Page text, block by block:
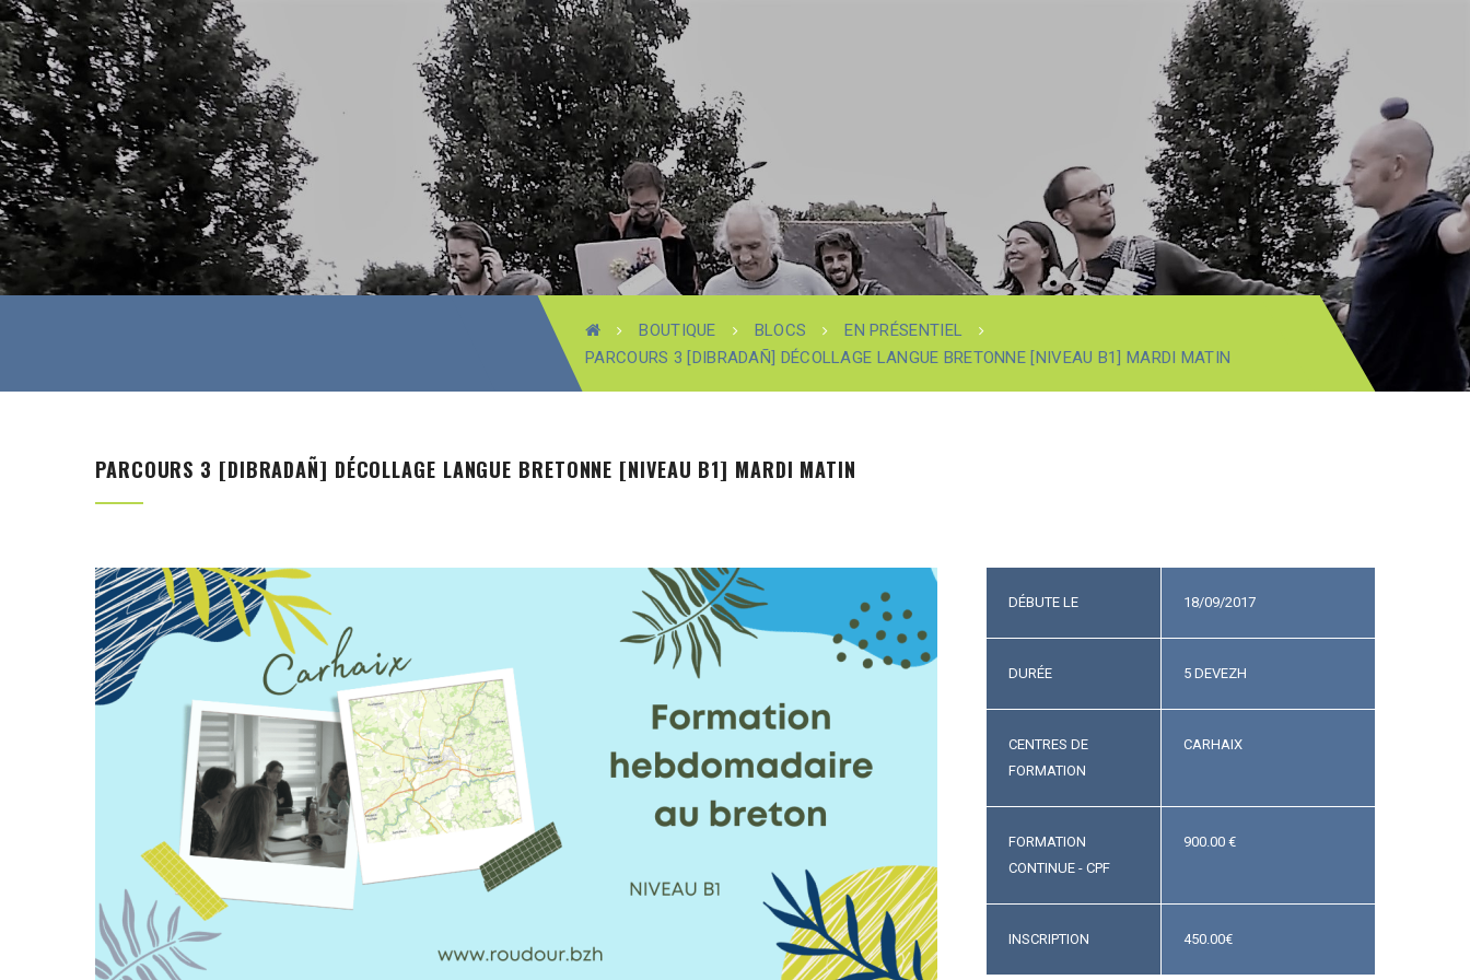
BOUTIQUE BLOCS
EN PRÉSENTIEL
PARCOURS 3 [DIBRADAÑ] DÉCOLLAGE LANGUE BRETONNE [NIVEAU B1] MARDI MATIN
PARCOURS 3 [DIBRADAÑ] DÉCOLLAGE LANGUE BRETONNE [NIVEAU B1] MARDI MATIN
DÉBUTE LE 18/09/2017
DURÉE 5 DEVEZH
CENTRES DE
FORMATION
CARHAIX
FORMATION
CONTINUE - CPF
900.00 €
INSCRIPTION 450.00€